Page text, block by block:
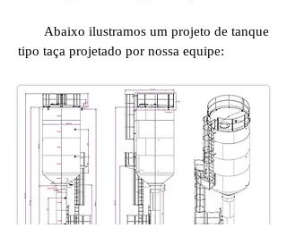
Abaixo ilustramos um projeto de tanque
tipo taça projetado por nossa equipe: